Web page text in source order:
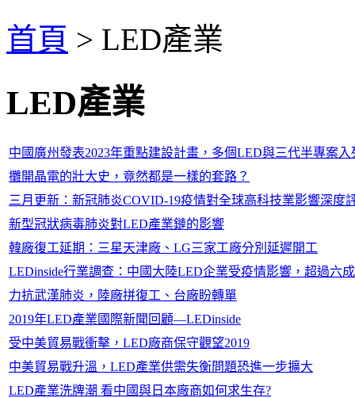
首頁 > LED產業
LED產業
中國廣州發表2023年重點建設計畫，多個LED與三代半專案入
攤開晶電的壯大史，竟然都是一樣的套路？
三月更新：新冠肺炎COVID-19疫情對全球高科技業影響深度
新型冠狀病毒肺炎對LED產業鏈的影響
韓廠復工延期：三星天津廠、LG三家工廠分別延遲開工
LEDinside行業調查：中國大陸LED企業受疫情影響，超過六
力抗武漢肺炎，陸廠拼復工、台廠盼轉單
2019年LED產業國際新聞回顧—LEDinside
受中美貿易戰衝擊，LED廠商保守觀望2019
中美貿易戰升溫，LED產業供需失衡問題恐進一步擴大
LED產業洗牌潮 看中國與日本廠商如何求生存?